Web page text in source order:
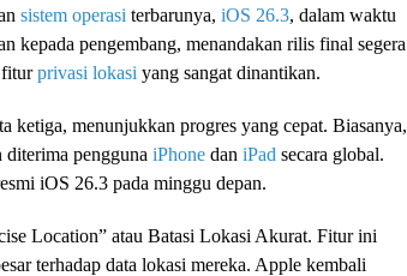
sistem operasi terbarunya, iOS 26.3, dalam waktu
kepada pengembang, menandakan rilis final segera
fiturprivasi lokasi yang sangat dinantikan.
ketiga, menunjukkan progres yang cepat. Biasanya,
pengguna iPhone dan iPad secara global.
iOS 26.3 pada minggu depan.
Location” atau Batasi Lokasi Akurat. Fitur ini
terhadap data lokasi mereka. Apple kembali